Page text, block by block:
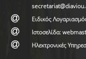
Ειδικός
Ιστοσελίδα:
Ηλεκτρονικές